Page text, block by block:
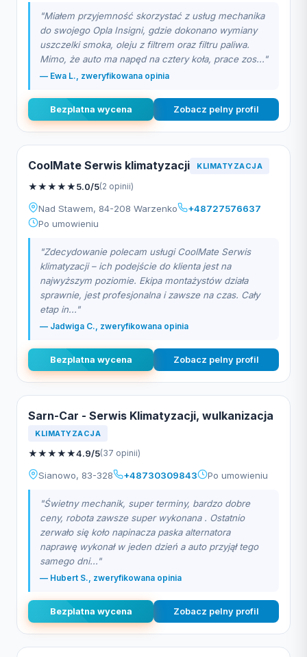
"Miałem przyjemność skorzystać z usług mechanika
do swojego Opla Insigni, gdzie dokonano wymiany
uszczelki smoka, oleju z filtrem oraz filtru paliwa.
Mimo, że auto ma napęd na cztery koła, prace zos..."
— Ewa L., zweryfikowana opinia
Bezplatna wycena Zobacz pelny profil
CoolMate Serwis klimatyzacji KLIMATYZACJA
★★★★★5.0/5(2 opinii)
Nad Stawem, 84-208 Warzenko
+48727576637
Po umowieniu
"Zdecydowanie polecam usługi CoolMate Serwis
klimatyzacji – ich podejście do klienta jest na
najwyższym poziomie. Ekipa montażystów działa
sprawnie, jest profesjonalna i zawsze na czas. Cały
etap in..."
— Jadwiga C., zweryfikowana opinia
Bezplatna wycena Zobacz pelny profil
Sarn-Car - Serwis Klimatyzacji, wulkanizacja
KLIMATYZACJA
★★★★★4.9/5(37 opinii)
Sianowo, 83-328 +48730309843 Po umowieniu
"Świetny mechanik, super terminy, bardzo dobre
ceny, robota zawsze super wykonana . Ostatnio
zerwało się koło napinacza paska alternatora
naprawę wykonał w jeden dzień a auto przyjął tego
samego dni..."
— Hubert S., zweryfikowana opinia
Bezplatna wycena Zobacz pelny profil